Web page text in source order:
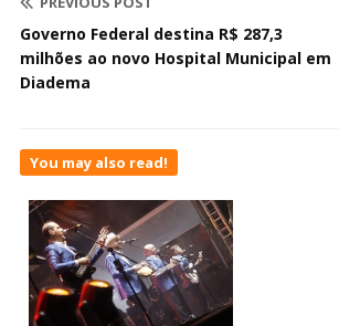
Governo Federal destina R$ 287,3
milhões ao novo Hospital Municipal em
Diadema
You may also read!